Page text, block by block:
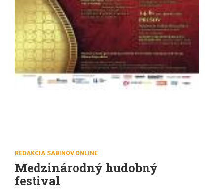
REDAKCIA SABINOV.ONLINE
Medzinárodný hudobný
festival